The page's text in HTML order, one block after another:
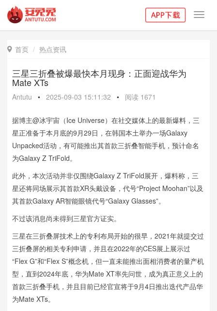
 首页 热点资讯
三星三折叠被爆最快本月现身：正面迎战华为
Mate XTs
Antutu • 2025-09-03 15:11:32 • 阅读 1671
据博主@冰宇宙（Ice Universe）在社交媒体上的最新爆料，三
星正准备于本月底的9月29日，在韩国本土举办一场Galaxy
Unpacked活动，有可能推出其首款三折叠智能手机，预计命名
为Galaxy Z TriFold。
此外，本次活动并非仅围绕Galaxy Z TriFold展开，爆料称，三
星还将同场展示其首款XR头戴设备，代号“Project Moohan”以及
其首款Galaxy AR智能眼镜代号“Galaxy Glasses”。
不过该消息尚未得到三星官方证实。
三星在三折叠屏技术上的专利布局开始的很早，2021年就提交过
三折叠屏的相关专利申请，并且在2022年的CES展上展示过
“Flex G”和“Flex S”概念机，但一直未能推出面相消费者的量产机
型，直到2024年底，华为Mate XT率先问世，成为真正意义上的
首款三折叠手机，并且目前已经官宣将于9月4日推出迭代产品华
为Mate XTs。